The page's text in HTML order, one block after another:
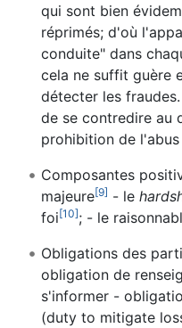
qui sont bien
réprimés; d'où
conduite" dans
cela ne suffit guère
détecter les
de se contredire au
prohibition de
Composantes
majeure[9] - le
foi[10]; - le
Obligations des
obligation de
s'informer -
(duty to mitigate